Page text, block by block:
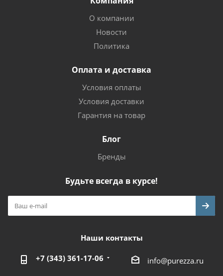
О компании
Новости
Политика
Оплата и доставка
Условия оплаты
Условия доставки
Гарантия на товар
Блог
Бренды
Будьте всегда в курсе!
Наши контакты
+7 (343) 361-17-06 info@purezza.ru